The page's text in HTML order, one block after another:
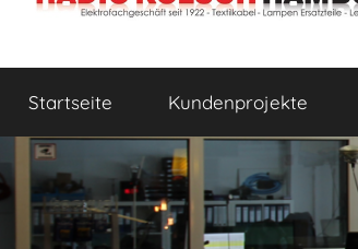
Radio
Kölsch
Hamburg
Lampenbau
Tipps
Startseite Kundenprojekte